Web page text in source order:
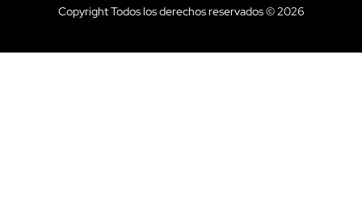
Copyright Todos los derechos reservados © 2026